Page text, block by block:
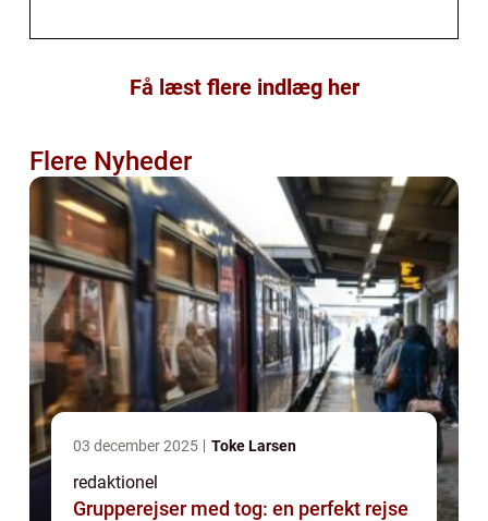
Få læst flere indlæg her
Flere Nyheder
03 december 2025 Toke Larsen
redaktionel
Grupperejser med tog: en perfekt rejse